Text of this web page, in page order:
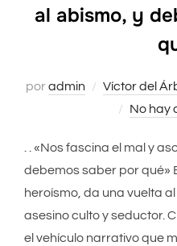
al abismo, y
poradmin Víctor del
No hay
. . «Nos fascina el mal y
debemos saber por qué»
heroísmo, da una vuelta
asesino culto y seductor.
el vehículo narrativo que